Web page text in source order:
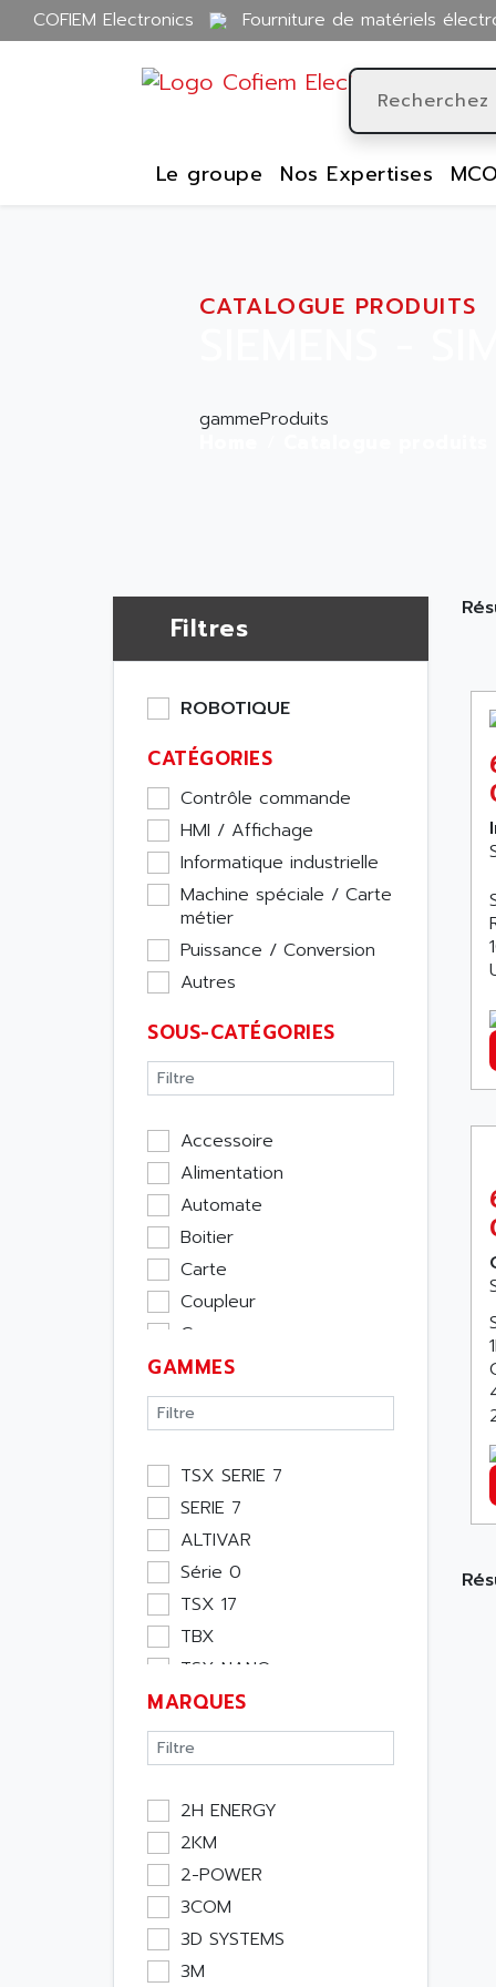
COFIEM Electronics Fourniture de matériels
Le groupe Nos Expertises
CATALOGUE PRODUITS
gammeProduits
Filtres
ROBOTIQUE
CATÉGORIES
Contrôle commande
HMI / Affichage
Informatique industrielle
Machine spéciale / Carte
métier
Puissance / Conversion
Autres
SOUS-CATÉGORIES
Accessoire
Alimentation
Automate
Boitier
Carte
Coupleur
Cpu
Ecran
Entrée / Sortie
Memoire
Module Métier
Moteur
Pupitre Opérateur
Rack
Etude
Software
Variateur
Actif
Consommable
Energie
Optoélectronique
Passif
Bureau
Emballage
Informatique
GAMMES
TSX SERIE 7
SERIE 7
ALTIVAR
Série 0
TSX 17
TBX
TSX NANO
TSX PREMIUM
ASI
APRIL 5000
XUD
TSX MICRO
MAGELIS
TCCX
CCX17
TELEFAST
MARQUES
2H ENERGY
2KM
2-POWER
3COM
3D SYSTEMS
3M